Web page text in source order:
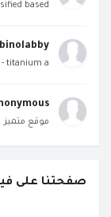
based ...
a...
موقع متميز
صفحتنا على